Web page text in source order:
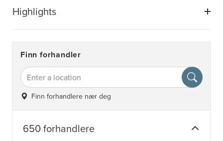
Highlights
Finn forhandler
Finn forhandlere nær deg
650 forhandlere